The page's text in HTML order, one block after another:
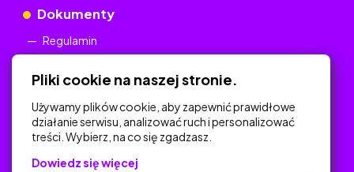
Dokumenty
Regulamin
Na skróty
Polityka Prywatności
Pliki cookie na naszej stronie.
Używamy plików cookie, aby zapewnić prawidłowe
działanie serwisu, analizować ruch i personalizować
treści. Wybierz, na co się zgadzasz.
Dowiedz się więcej